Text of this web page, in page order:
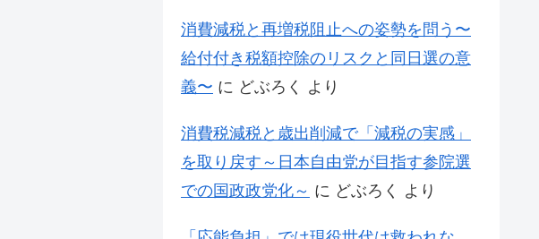
消費減税と再増税阻止への姿勢を問う〜
給付付き税額控除のリスクと同日選の意
義〜 に どぶろく より
消費税減税と歳出削減で「減税の実感」
を取り戻す～日本自由党が目指す参院選
での国政政党化～ に どぶろく より